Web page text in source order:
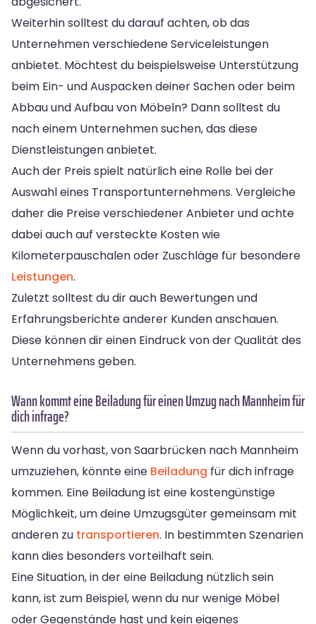
Weiterhin solltest du darauf achten, ob das
Unternehmen verschiedene Serviceleistungen
anbietet. Möchtest du beispielsweise Unterstützung
beim Ein- und Auspacken deiner Sachen oder beim
Abbau und Aufbau von Möbeln? Dann solltest du
nach einem Unternehmen suchen, das diese
Dienstleistungen anbietet.
Auch der Preis spielt natürlich eine Rolle bei der
Auswahl eines Transportunternehmens. Vergleiche
daher die Preise verschiedener Anbieter und achte
dabei auch auf versteckte Kosten wie
Kilometerpauschalen oder Zuschläge für besondere
Leistungen.
Zuletzt solltest du dir auch Bewertungen und
Erfahrungsberichte anderer Kunden anschauen.
Diese können dir einen Eindruck von der Qualität des
Unternehmens geben.
Wann kommt eine Beiladung für einen Umzug nach Mannheim für
dich infrage?
Wenn du vorhast, von Saarbrücken nach Mannheim
umzuziehen, könnte eine Beiladung für dich infrage
kommen. Eine Beiladung ist eine kostengünstige
Möglichkeit, um deine Umzugsgüter gemeinsam mit
anderen zu transportieren. In bestimmten Szenarien
kann dies besonders vorteilhaft sein.
Eine Situation, in der eine Beiladung nützlich sein
kann, ist zum Beispiel, wenn du nur wenige Möbel
oder Gegenstände hast und kein eigenes